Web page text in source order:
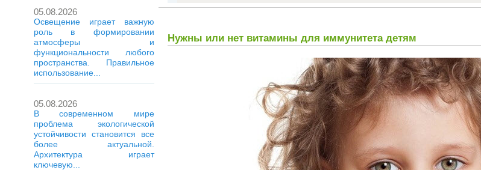
05.08.2026
Освещение играет важную
роль в формировании
атмосферы и
функциональности любого
пространства. Правильное
использование...
05.08.2026
В современном мире
проблема экологической
устойчивости становится все
более актуальной.
Архитектура играет
ключевую...
Нужны или нет витамины для иммунитета детям